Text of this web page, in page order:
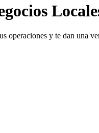
y te dan una